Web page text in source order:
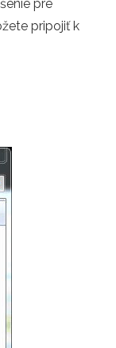
pre
pripojiť k